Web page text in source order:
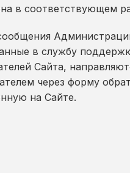
в соответствующем
в службу
Сайта,
через форму
на Сайте.